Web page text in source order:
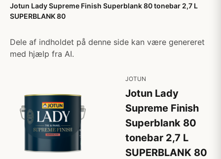
Jotun Lady Supreme Finish Superblank 80 tonebar 2,7 L
SUPERBLANK 80
Dele af indholdet på denne side kan være genereret
med hjælp fra AI.
JOTUN
Jotun Lady
Supreme Finish
Superblank 80
tonebar 2,7 L
SUPERBLANK 80